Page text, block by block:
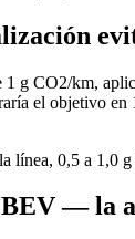
g CO2/km,
el objetivo
línea, 0,5 a 1,0
— la